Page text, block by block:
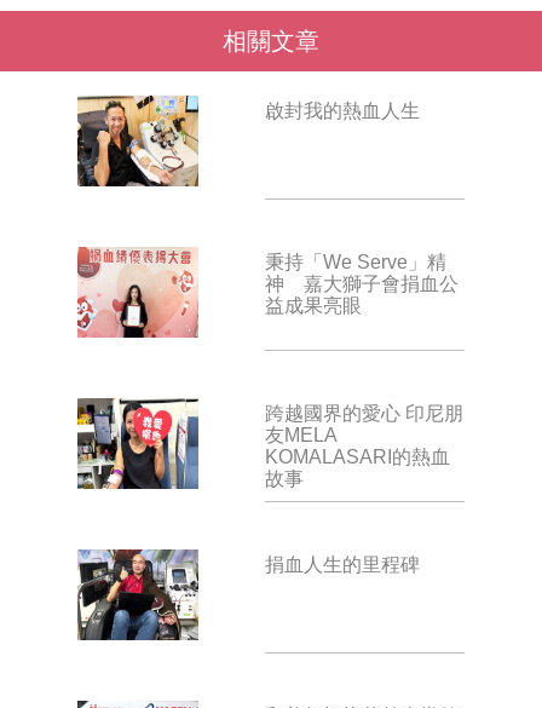
相關文章
啟封我的熱血人生
秉持「We Serve」精
神 嘉大獅子會捐血公
益成果亮眼
跨越國界的愛心 印尼朋
友MELA
KOMALASARI的熱血
故事
捐血人生的里程碑